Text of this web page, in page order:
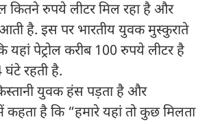
कितने रुपये लीटर मिल रहा है और
है. इस पर भारतीय युवक मुस्कुराते
यहां पेट्रोल करीब 100 रुपये लीटर है
रहती है.
युवक हंस पड़ता है और
है कि “हमारे यहां तो कुछ मिलता